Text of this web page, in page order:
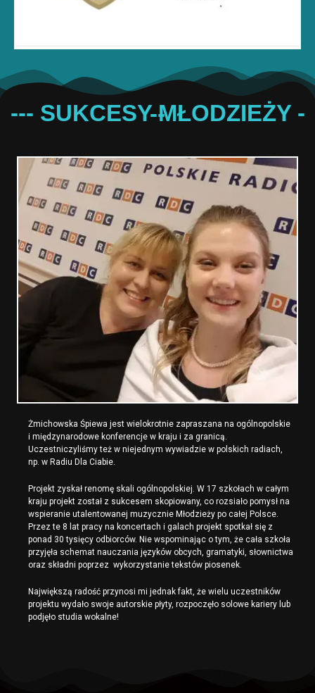
--- SUKCESY MŁODZIEŻY ---
Żmichowska Śpiewa jest wielokrotnie zapraszana na ogólnopolskie
i międzynarodowe konferencje w kraju i za granicą.
Uczestniczyliśmy też w niejednym wywiadzie w polskich radiach,
np. w Radiu Dla Ciabie.
Projekt zyskał renomę skali ogólnopolskiej. W 17 szkołach w całym
kraju projekt został z sukcesem skopiowany, co rozsiało pomysł na
wspieranie utalentowanej muzycznie Młodzieży po całej Polsce.
Przez te 8 lat pracy na koncertach i galach projekt spotkał się z
ponad 30 tysięcy odbiorców. Nie wspominając o tym, że cała szkoła
przyjęła schemat nauczania języków obcych, gramatyki, słownictwa
oraz składni poprzez wykorzystanie tekstów piosenek.
Największą radość przynosi mi jednak fakt, że wielu uczestników
projektu wydało swoje autorskie płyty, rozpoczęło solowe kariery lub
podjęło studia wokalne!